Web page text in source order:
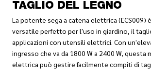
TAGLIO DEL LEGNO
La potente sega a catena elettrica (ECS009)
versatile perfetto per l'uso in giardino, il
applicazioni con utensili elettrici. Con
ingresso che va da 1800 W a 2400 W, questa
elettrica può gestire facilmente compiti di